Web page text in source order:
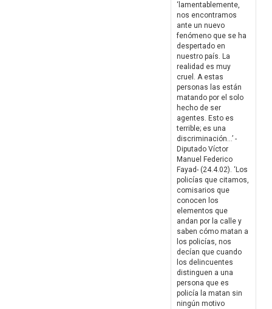
‘lamentablemente,
nos encontramos
ante un nuevo
fenómeno que se ha
despertado en
nuestro país. La
realidad es muy
cruel. A estas
personas las están
matando por el solo
hecho de ser
agentes. Esto es
terrible; es una
discriminación…’ -
Diputado Víctor
Manuel Federico
Fayad- (24.4.02). ‘Los
policías que citamos,
comisarios que
conocen los
elementos que
andan por la calle y
saben cómo matan a
los policías, nos
decían que cuando
los delincuentes
distinguen a una
persona que es
policía la matan sin
ningún motivo